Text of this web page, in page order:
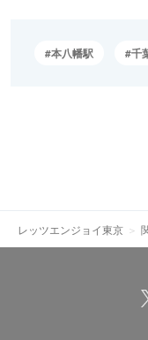
本八幡駅 千
レッツエンジョイ東京